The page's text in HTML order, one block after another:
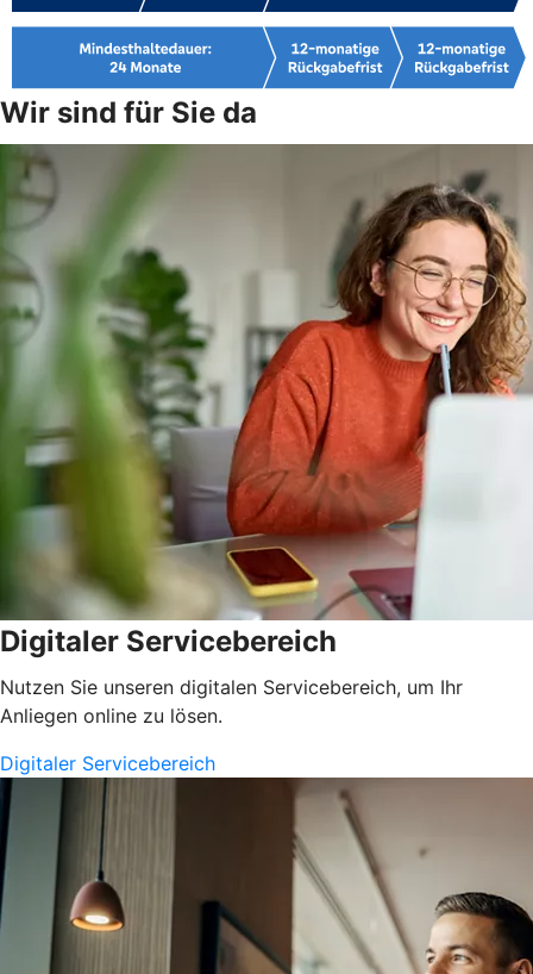
Wir sind für Sie da
Digitaler Servicebereich
Nutzen Sie unseren digitalen Servicebereich, um Ihr
Anliegen online zu lösen.
Digitaler Servicebereich